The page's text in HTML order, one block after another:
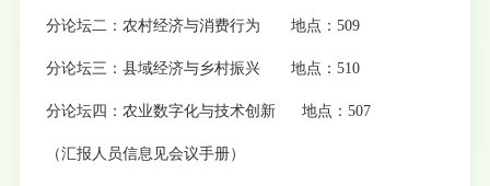
分论坛二：农村经济与消费行为 地点：509
分论坛三：县域经济与乡村振兴 地点：510
分论坛四：农业数字化与技术创新 地点：507
（汇报人员信息见会议手册）